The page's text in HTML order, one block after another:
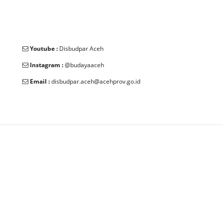
Youtube : Disbudpar Aceh
Instagram :@budayaaceh
Email :disbudpar.aceh@acehprov.go.id